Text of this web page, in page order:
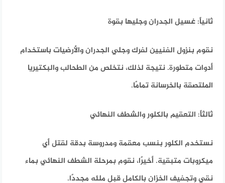
ثانياً: غسيل الجدران وجليها بقوة
نقوم بنزول الفنيين لفرك وجلي الجدران والأرضيات باستخدام
أدوات متطورة. نتيجة لذلك، نتخلص من الطحالب والبكتيريا
الملتصقة بالخرسانة تمامًا.
ثالثاً: التعقيم بالكلور والشطف النهائي
نستخدم الكلور بنسب معقمة ومدروسة بدقة لقتل أي
ميكروبات متبقية. أخيرًا، نقوم بمرحلة الشطف النهائي بماء
نقي وتجفيف الخزان بالكامل قبل ملئه مجددًا.